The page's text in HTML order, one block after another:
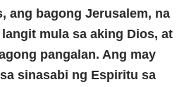
ang bagong Jerusalem, na
mula sa aking Dios, at
pangalan. Ang may
sinasabi ng Espiritu sa